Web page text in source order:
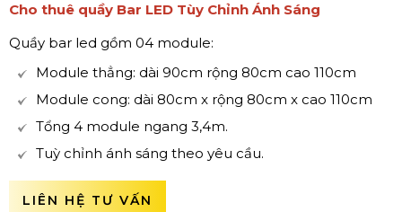
Cho thuê quầy Bar LED Tùy Chỉnh Ánh Sáng
Quầy bar led gồm 04 module:
Module thẳng: dài 90cm rộng 80cm cao 110cm
Module cong: dài 80cm x rộng 80cm x cao 110cm
Tổng 4 module ngang 3,4m.
Tuỳ chỉnh ánh sáng theo yêu cầu.
LIÊN HỆ TƯ VẤN